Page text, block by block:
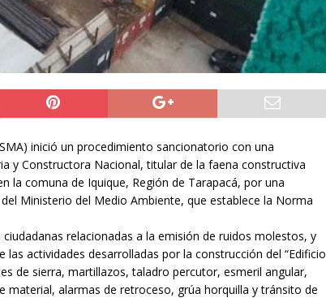
inició un procedimiento sancionatorio con una
y Constructora Nacional, titular de la faena constructiva
la comuna de Iquique, Región de Tarapacá, por una
Ministerio del Medio Ambiente, que establece la Norma
relacionadas a la emisión de ruidos molestos, y
actividades desarrolladas por la construcción del “Edificio
de sierra, martillazos, taladro percutor, esmeril angular,
material, alarmas de retroceso, grúa horquilla y tránsito de